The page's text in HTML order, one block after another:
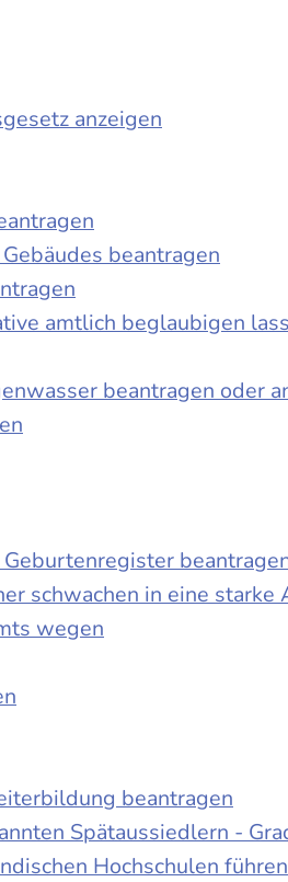
anzeigen
beantragen
amtlich beglaubigen
beantragen oder
schwachen in eine starke
wegen
beantragen
Spätaussiedlern -
Hochschulen führen